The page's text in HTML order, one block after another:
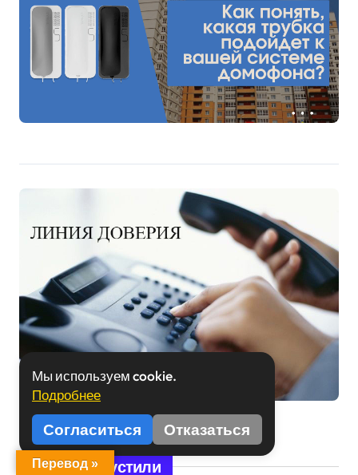
Вы пропустили
Мы используем cookie.
Подробнее
Согласиться Отказаться
Перевод »